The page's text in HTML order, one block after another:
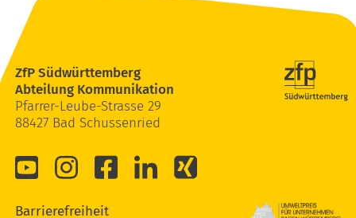
ZfP Südwürttemberg
Abteilung Kommunikation
Pfarrer-Leube-Strasse 29
88427 Bad Schussenried
Barrierefreiheit